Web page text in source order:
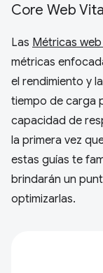
Core Web
Las Métricas
métricas
el rendimiento y
tiempo de carga
capacidad de
la primera vez
estas guías te
brindarán un
optimizarlas.